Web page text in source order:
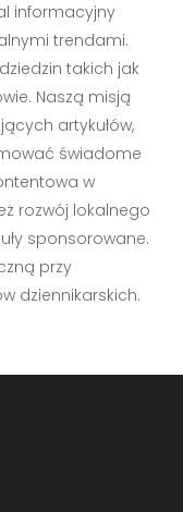
informacyjny
trendami.
takich jak
Naszą misją
artykułów,
świadome
w
rozwój lokalnego
sponsorowane.
przy
dziennikarskich.